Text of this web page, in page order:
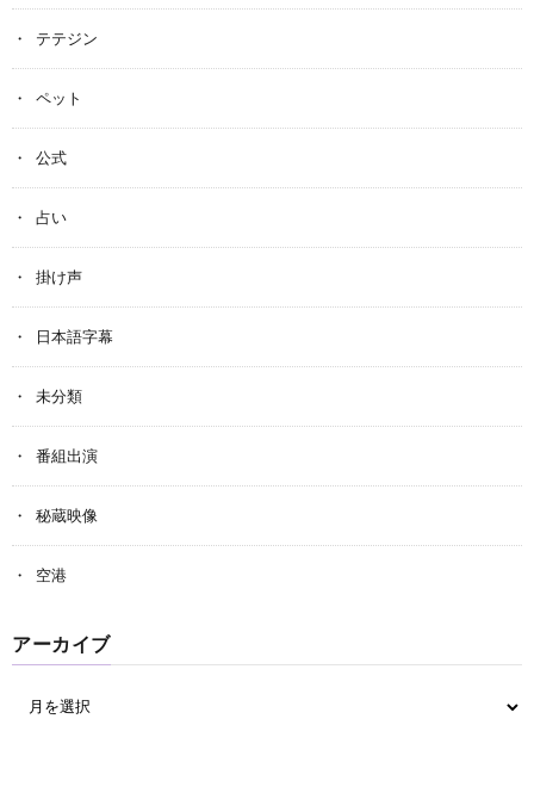
テテジン
ペット
公式
占い
掛け声
日本語字幕
未分類
番組出演
秘蔵映像
空港
アーカイブ